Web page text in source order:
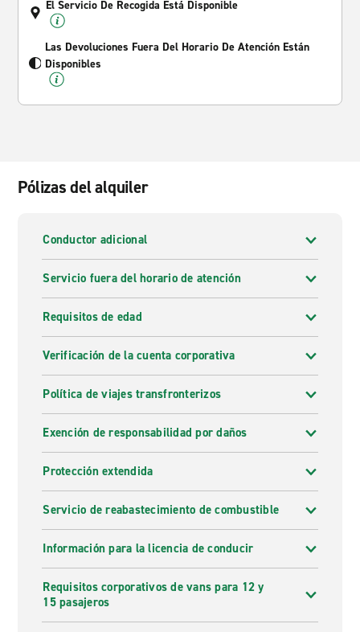
El Servicio De Recogida Está Disponible
Las Devoluciones Fuera Del Horario De Atención Están
Disponibles
Pólizas del alquiler
Conductor adicional
Servicio fuera del horario de atención
Requisitos de edad
Verificación de la cuenta corporativa
Política de viajes transfronterizos
Exención de responsabilidad por daños
Protección extendida
Servicio de reabastecimiento de combustible
Información para la licencia de conducir
Requisitos corporativos de vans para 12 y
15 pasajeros